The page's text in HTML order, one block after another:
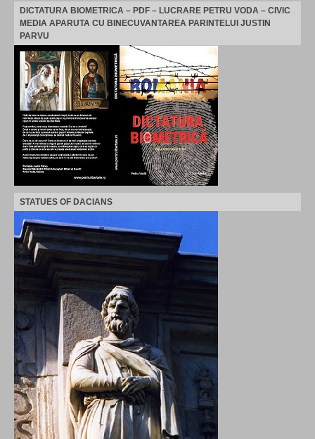
DICTATURA BIOMETRICA – PDF – LUCRARE PETRU VODA – CIVIC
MEDIA APARUTA CU BINECUVANTAREA PARINTELUI JUSTIN
PARVU
STATUES OF DACIANS